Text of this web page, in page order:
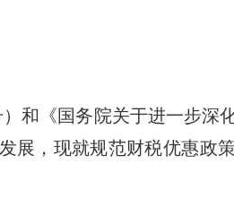
和《国务院关于进一步深
展，现就规范财税优惠政